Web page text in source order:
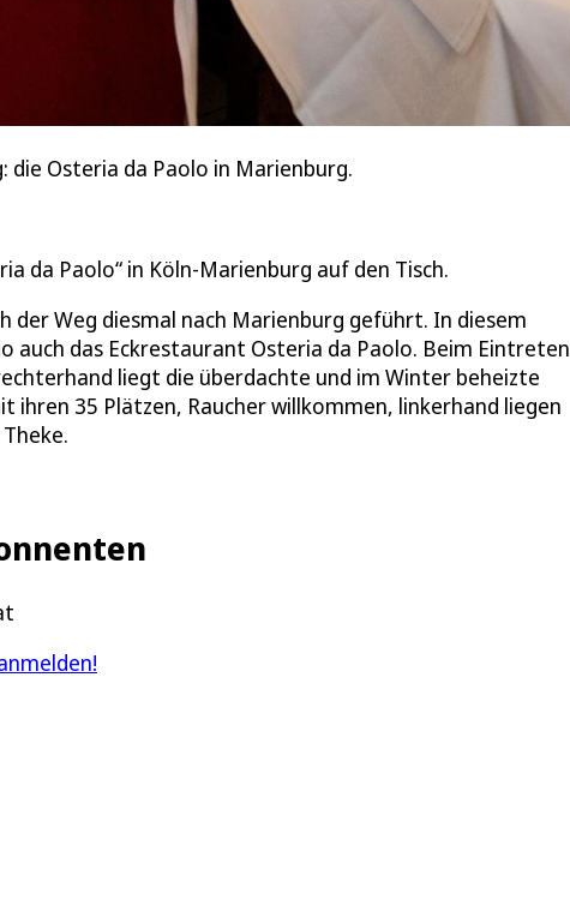
Osteria da Paolo in Marienburg.
da Paolo“ in Köln-Marienburg auf den Tisch.
Weg diesmal nach Marienburg geführt. In diesem
auch das Eckrestaurant Osteria da Paolo. Beim Eintreten
liegt die überdachte und im Winter beheizte
35 Plätzen, Raucher willkommen, linkerhand liegen